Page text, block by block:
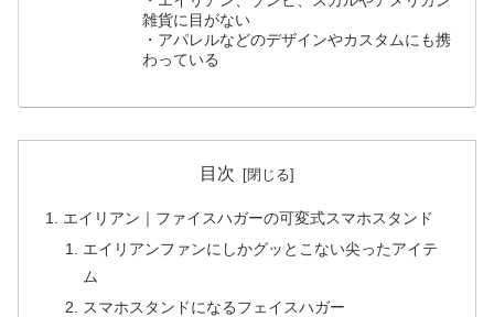
雑貨に目がない
・アパレルなどのデザインやカスタムにも携
わっている
目次
エイリアン｜ファイスハガーの可変式スマホスタンド
エイリアンファンにしかグッとこない尖ったアイテ
ム
スマホスタンドになるフェイスハガー